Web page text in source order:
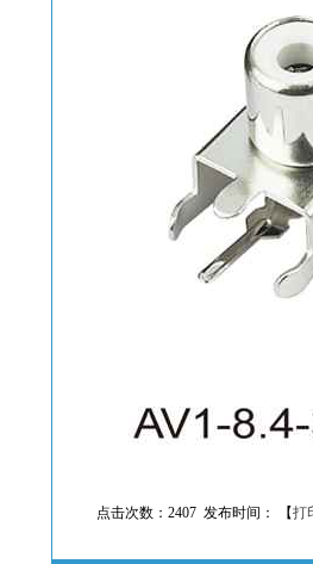
点击次数：2407 发布时间： 【打